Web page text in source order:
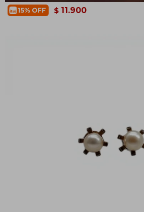
$ 11.900